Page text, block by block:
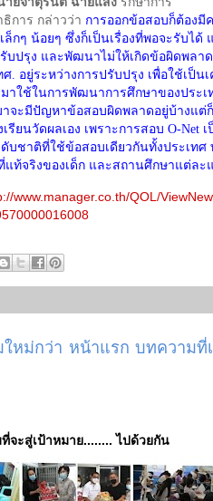
การ กล่าวว่า การออกข้อสอบก็ต้องมี
ล็กๆ น้อยๆ ซึ่งก็เป็นเรื่องที่พอจะรับได้
บปรุง และพัฒนาไม่ให้เกิดข้อผิดพลา
อยู่ระหว่างการปรับปรุง เพื่อใช้เป็นเ
าใช้ในการพัฒนาการศึกษาของประเ
จะมีปัญหาข้อสอบผิดพลาดอยู่บ้างแต่
เรียนวัดผลเอง เพราะการสอบ O-Net
บชาติที่ใช้ข้อสอบเดียวกันทั้งประเทศ
ท้จริงของเด็ก และสถานศึกษาแต่ละ
www.manager.co.th/QOL/
หม่กว่า บทความที่
หน้าแรก
จะสู่เป้าหมาย........ ไปด้วยกัน